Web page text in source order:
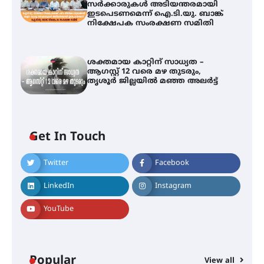
സർക്കാരുകൾ അടിയന്തരമായി
ഇടപെടണമെന്ന് ഐ.ടി.യു. ബാങ്ക്
നിക്ഷേപക സംരക്ഷണ സമിതി
ശക്തമായ കാറ്റിന് സാധ്യത –
ആഗസ്റ്റ് 12 വരെ മഴ തുടരും,
തൃശൂർ ജില്ലയിൽ മഞ്ഞ അലർട്ട്
Get In Touch
Twitter Facebook
LinkedIn Instagram
YouTube
Popular View all
തിരനോട്ടം ‘അരങ്ങ് 2026’ ഉണർന്നു
ഐ.ടി.യു. ബാങ്കിലെ
നിക്ഷേപകർക്ക് പണം തിരികെ
നിക്ഷേപക സംരക്ഷണ സമിതി